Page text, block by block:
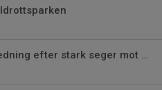
Sleipner upp i serieledning efter stark seger mot Syrianska FC